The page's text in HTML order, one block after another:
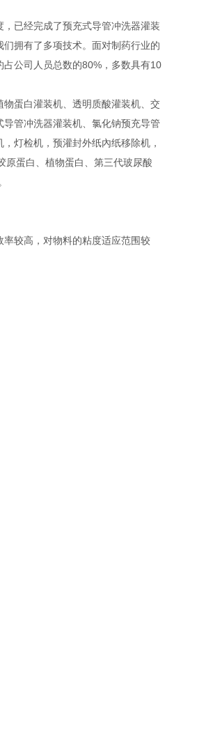
已经完成了预充式导管冲洗器灌装
拥有了多项技术。面对制药行业的
公司人员总数的80%，多数具有10
蛋白灌装机、透明质酸灌装机、交
管冲洗器灌装机、氯化钠预充导管
灯检机，预灌封外纸內纸移除机，
蛋白、植物蛋白、第三代玻尿酸
较高，对物料的粘度适应范围较